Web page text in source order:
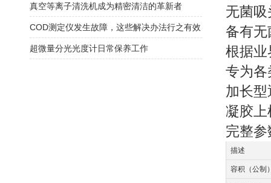
无菌
备有
根据业
专为各
加长
凝胶上
完整参
描述
容积（公制
真空等离子清洗机成为精密清洁的革新者
COD测定仪发生故障，这些解决办法行之有效
超微量分光光度计日常保养工作